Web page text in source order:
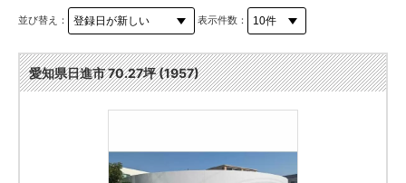
並び替え： 表示件数：
愛知県日進市 70.27坪 (1957)